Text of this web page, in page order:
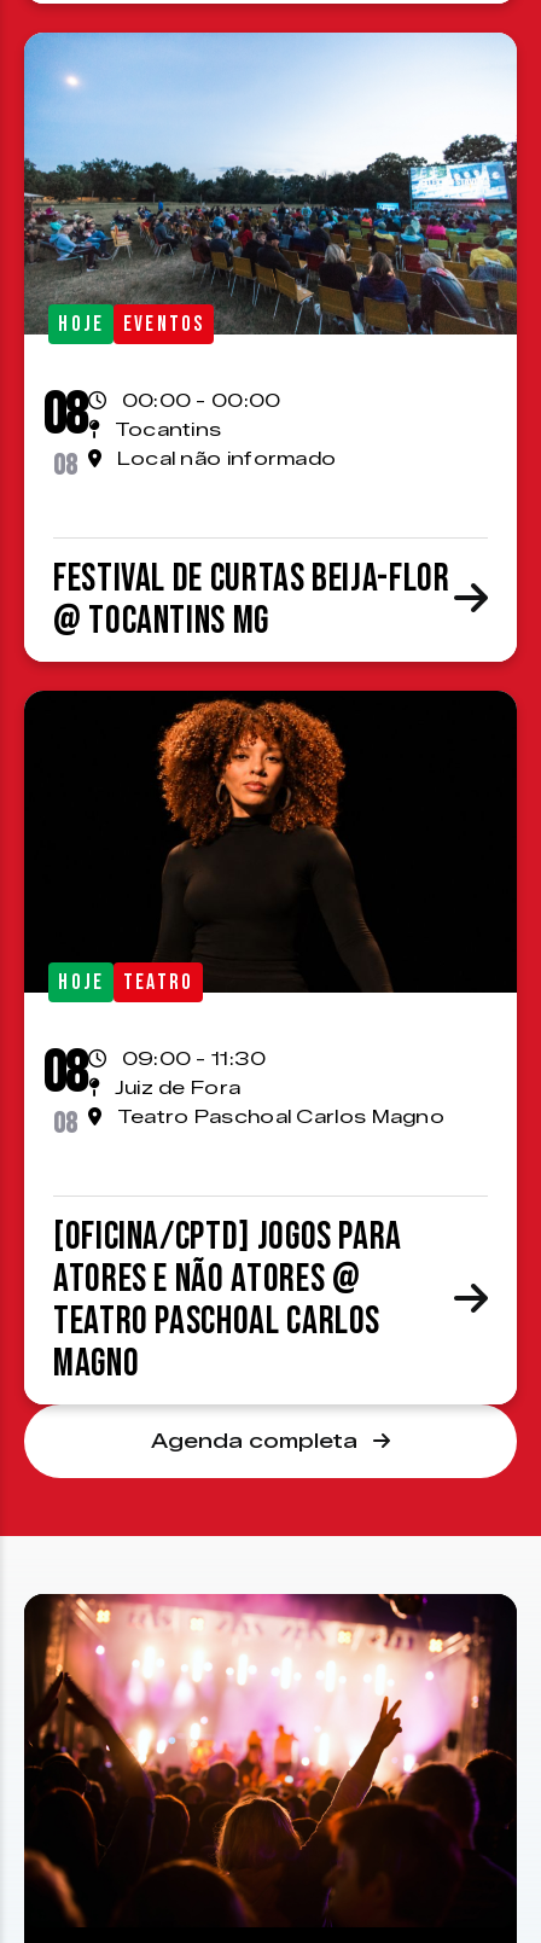
HOJE EVENTOS
08
08
00:00 - 00:00
Tocantins
Local não informado
Festival de Curtas Beija-Flor
@ Tocantins MG
HOJE TEATRO
08
08
09:00 - 11:30
Juiz de Fora
Teatro Paschoal Carlos Magno
[OFICINA/CPTD] Jogos para
atores e não atores @
Teatro Paschoal Carlos
Magno
Agenda completa